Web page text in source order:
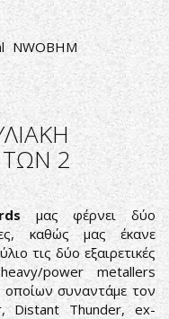
NWOBHM
2
μας φέρνει δύο
καθώς μας έκανε
τις δύο εξαιρετικές
power metallers
συναντάμε τον
Distant Thunder, ex-